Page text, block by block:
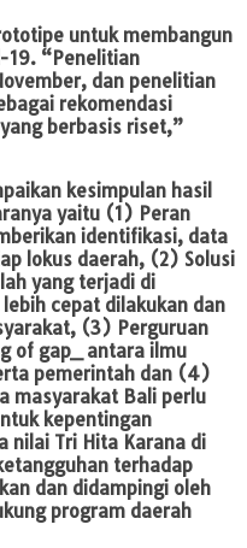
untuk membangun
19. “Penelitian
dan penelitian
rekomendasi
berbasis riset,”
kesimpulan hasil
yaitu (1) Peran
identifikasi, data
lokus daerah, (2) Solusi
yang terjadi di
cepat dilakukan dan
(3) Perguruan
of gap_ antara ilmu
pemerintah dan (4)
masyarakat Bali perlu
kepentingan
nilai Tri Hita Karana di
terhadap
dan didampingi oleh
program daerah